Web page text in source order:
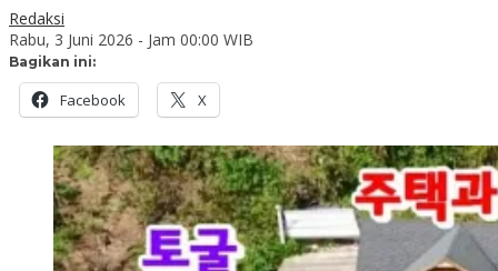
Redaksi
Rabu, 3 Juni 2026 - Jam 00:00 WIB
Bagikan ini:
Facebook X